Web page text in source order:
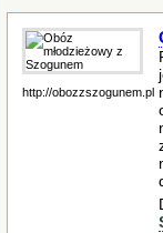
http://obozzszogunem.pl